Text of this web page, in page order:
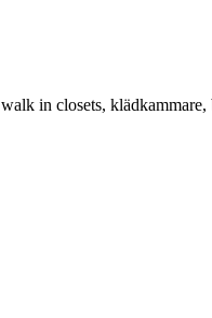
in closets,